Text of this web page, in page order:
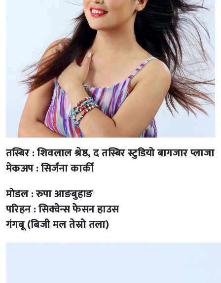
तस्बिर : शिवलाल श्रेष्ठ, द तस्बिर स्टुडियो बागजार प्लाजा
मेकअप : सिर्जना कार्की
मोडल : रुपा आङबुहाङ
परिहन : सिक्वेन्स फेसन हाउस
गंगबू (बिजी मल तेस्रो तला)